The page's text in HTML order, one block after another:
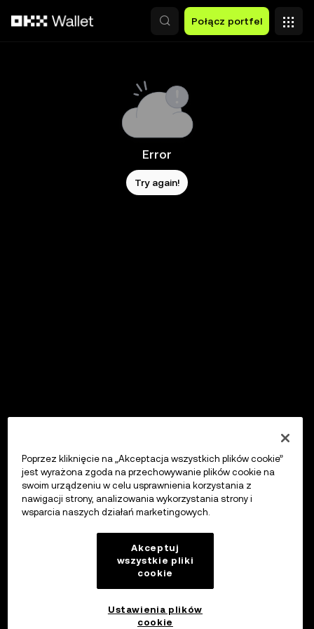
Połącz portfel
Error
Try again!
Poprzez kliknięcie na „Akceptacja wszystkich plików cookie”
jest wyrażona zgoda na przechowywanie plików cookie na
swoim urządzeniu w celu usprawnienia korzystania z
nawigacji strony, analizowania wykorzystania strony i
wsparcia naszych działań marketingowych.
Akceptuj
wszystkie pliki
cookie
Ustawienia plików
cookie